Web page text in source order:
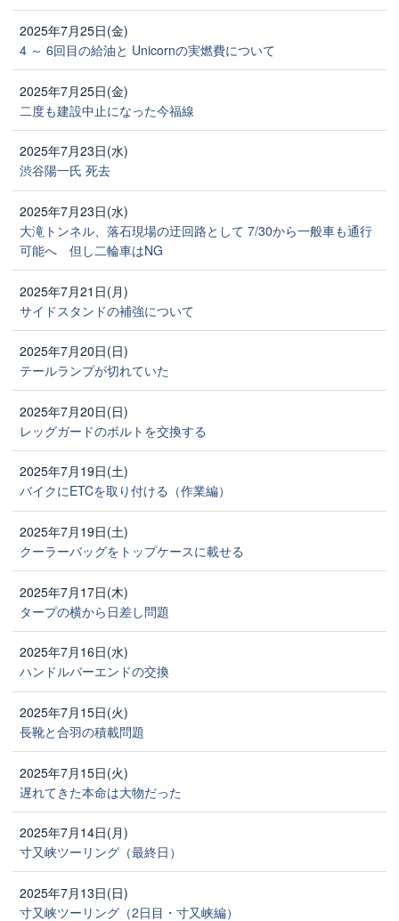
2025年7月25日(金)
4 ～ 6回目の給油と Unicornの実燃費について
2025年7月25日(金)
二度も建設中止になった今福線
2025年7月23日(水)
渋谷陽一氏 死去
2025年7月23日(水)
大滝トンネル、落石現場の迂回路として 7/30から一般車も通行
可能へ 但し二輪車はNG
2025年7月21日(月)
サイドスタンドの補強について
2025年7月20日(日)
テールランプが切れていた
2025年7月20日(日)
レッグガードのボルトを交換する
2025年7月19日(土)
バイクにETCを取り付ける（作業編）
2025年7月19日(土)
クーラーバッグをトップケースに載せる
2025年7月17日(木)
タープの横から日差し問題
2025年7月16日(水)
ハンドルバーエンドの交換
2025年7月15日(火)
長靴と合羽の積載問題
2025年7月15日(火)
遅れてきた本命は大物だった
2025年7月14日(月)
寸又峡ツーリング（最終日）
2025年7月13日(日)
寸又峡ツーリング（2日目・寸又峡編）